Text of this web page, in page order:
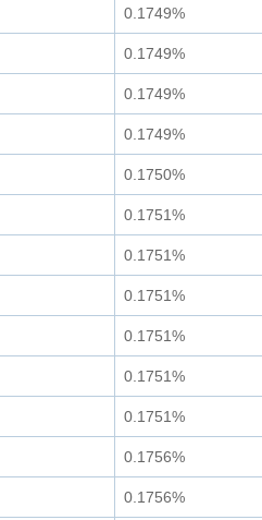
0.1749%
0.1749%
0.1749%
0.1749%
0.1750%
0.1751%
0.1751%
0.1751%
0.1751%
0.1751%
0.1751%
0.1756%
0.1756%